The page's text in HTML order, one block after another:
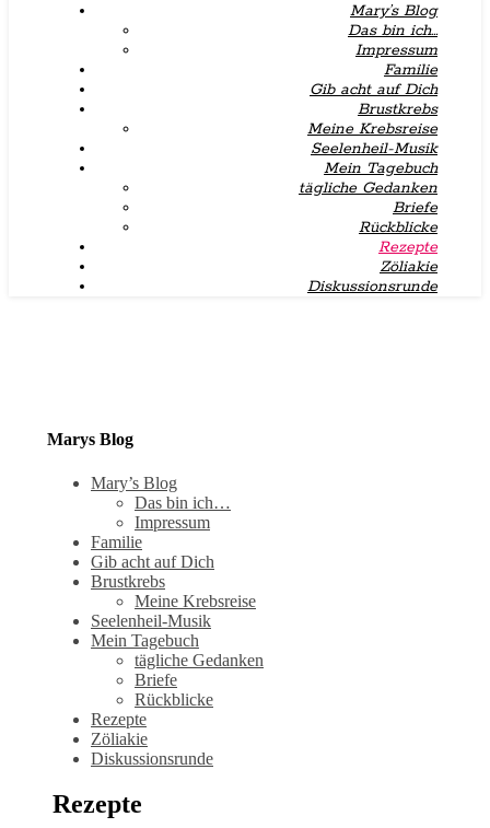
Mary’s Blog
Das bin ich…
Impressum
Familie
Gib acht auf Dich
Brustkrebs
Meine Krebsreise
Seelenheil-Musik
Mein Tagebuch
tägliche Gedanken
Briefe
Rückblicke
Rezepte
Zöliakie
Diskussionsrunde
Marys Blog
Mary’s Blog
Das bin ich…
Impressum
Familie
Gib acht auf Dich
Brustkrebs
Meine Krebsreise
Seelenheil-Musik
Mein Tagebuch
tägliche Gedanken
Briefe
Rückblicke
Rezepte
Zöliakie
Diskussionsrunde
Rezepte